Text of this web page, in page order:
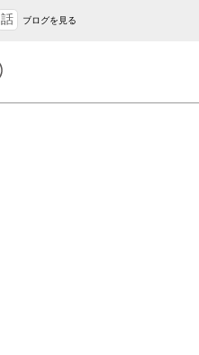
話 ブログを見る